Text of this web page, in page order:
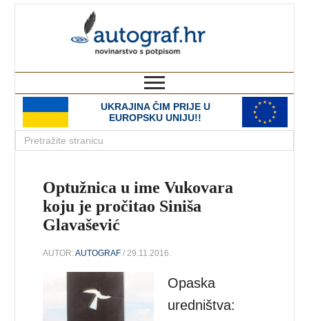
UKRAJINA ČIM PRIJE U
EUROPSKU UNIJU!!
Optužnica u ime Vukovara
koju je pročitao Siniša
Glavašević
AUTOR:AUTOGRAF / 29.11.2016.
Opaska
uredništva: